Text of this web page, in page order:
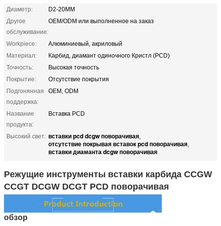
Диаметр:
D2-20MM
Другое
обслуживание:
OEM/ODM или выполненное на заказ
Workpiece:
Алюминиевый, акриловый
Материал:
Карбид, диамант одиночного Кристл (PCD)
Точность:
Высокая точность
Покрытие:
Отсутствие покрытия
Подгонянная
поддержка:
OEM, ODM
Название
продукта:
Вставка PCD
Высокий свет: вставки pcd dcgw поворачивая,
отсутствие покрывая вставок pcd поворачивая,
вставки диаманта dcgw поворачивая
Режущие инструменты вставки карбида CCGW
CCGT DCGW DCGT PCD поворачивая
обзор